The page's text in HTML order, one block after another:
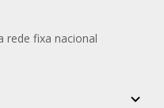
rede fixa nacional